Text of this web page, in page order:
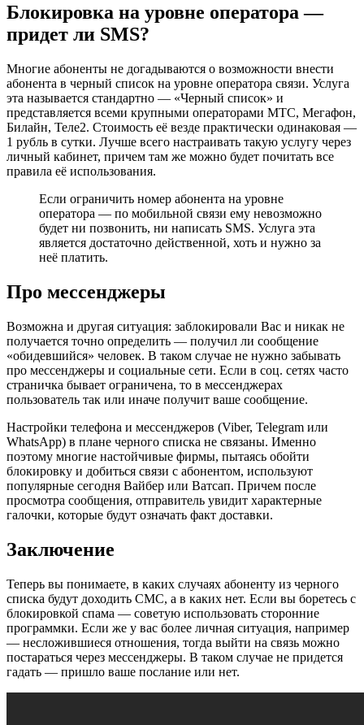
Блокировка на уровне оператора —
придет ли SMS?
Многие абоненты не догадываются о возможности внести
абонента в черный список на уровне оператора связи. Услуга
эта называется стандартно — «Черный список» и
представляется всеми крупными операторами МТС, Мегафон,
Билайн, Теле2. Стоимость её везде практически одинаковая —
1 рубль в сутки. Лучше всего настраивать такую услугу через
личный кабинет, причем там же можно будет почитать все
правила её использования.
Если ограничить номер абонента на уровне
оператора — по мобильной связи ему невозможно
будет ни позвонить, ни написать SMS. Услуга эта
является достаточно действенной, хоть и нужно за
неё платить.
Про мессенджеры
Возможна и другая ситуация: заблокировали Вас и никак не
получается точно определить — получил ли сообщение
«обидевшийся» человек. В таком случае не нужно забывать
про мессенджеры и социальные сети. Если в соц. сетях часто
страничка бывает ограничена, то в мессенджерах
пользователь так или иначе получит ваше сообщение.
Настройки телефона и мессенджеров (Viber, Telegram или
WhatsApp) в плане черного списка не связаны. Именно
поэтому многие настойчивые фирмы, пытаясь обойти
блокировку и добиться связи с абонентом, используют
популярные сегодня Вайбер или Ватсап. Причем после
просмотра сообщения, отправитель увидит характерные
галочки, которые будут означать факт доставки.
Заключение
Теперь вы понимаете, в каких случаях абоненту из черного
списка будут доходить СМС, а в каких нет. Если вы боретесь с
блокировкой спама — советую использовать сторонние
программки. Если же у вас более личная ситуация, например
— несложившиеся отношения, тогда выйти на связь можно
постараться через мессенджеры. В таком случае не придется
гадать — пришло ваше послание или нет.